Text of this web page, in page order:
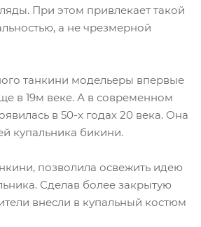
При этом привлекает такой
а не чрезмерной
танкини модельеры впервые
в 19м веке. А в современном
в 50-х годах 20 века. Она
купальника бикини.
позволила освежить идею
Сделав более закрытую
внесли в купальный костюм